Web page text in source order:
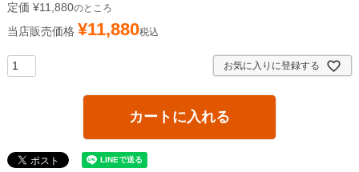
定価 ¥11,880のところ
当店販売価格 ¥11,880税込
お気に入りに登録する
カートに入れる